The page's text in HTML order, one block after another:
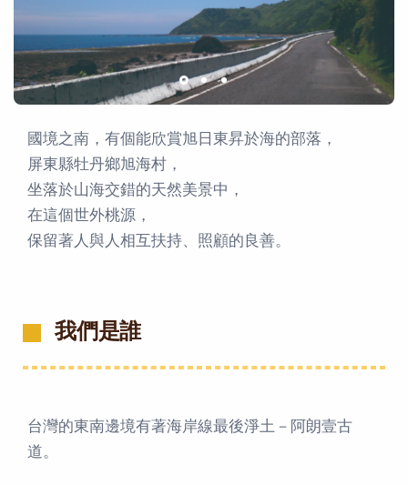
國境之南，有個能欣賞旭日東昇於海的部落，
屏東縣牡丹鄉旭海村，
坐落於山海交錯的天然美景中，
在這個世外桃源，
保留著人與人相互扶持、照顧的良善。
我們是誰
台灣的東南邊境有著海岸線最後淨土－阿朗壹古
道。